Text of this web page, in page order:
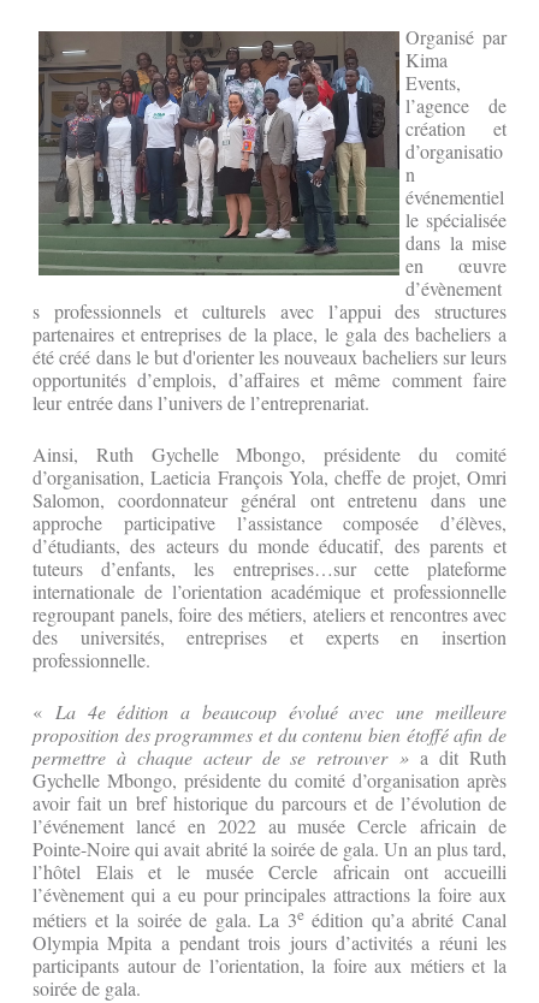
Organisé par
Kima
Events,
l’agence de
création et
d’organisatio
n
événementiel
le spécialisée
dans la mise
en œuvre
d’évènement
s professionnels et culturels avec l’appui des structures
partenaires et entreprises de la place, le gala des bacheliers a
été créé dans le but d'orienter les nouveaux bacheliers sur leurs
opportunités d’emplois, d’affaires et même comment faire
leur entrée dans l’univers de l’entreprenariat.
Ainsi, Ruth Gychelle Mbongo, présidente du comité
d’organisation, Laeticia François Yola, cheffe de projet, Omri
Salomon, coordonnateur général ont entretenu dans une
approche participative l’assistance composée d’élèves,
d’étudiants, des acteurs du monde éducatif, des parents et
tuteurs d’enfants, les entreprises…sur cette plateforme
internationale de l’orientation académique et professionnelle
regroupant panels, foire des métiers, ateliers et rencontres avec
des universités, entreprises et experts en insertion
professionnelle.
« La 4e édition a beaucoup évolué avec une meilleure
proposition des programmes et du contenu bien étoffé afin de
permettre à chaque acteur de se retrouver » a dit Ruth
Gychelle Mbongo, présidente du comité d’organisation après
avoir fait un bref historique du parcours et de l’évolution de
l’événement lancé en 2022 au musée Cercle africain de
Pointe-Noire qui avait abrité la soirée de gala. Un an plus tard,
l’hôtel Elais et le musée Cercle africain ont accueilli
l’évènement qui a eu pour principales attractions la foire aux
métiers et la soirée de gala. La 3eédition qu’a abrité Canal
Olympia Mpita a pendant trois jours d’activités a réuni les
participants autour de l’orientation, la foire aux métiers et la
soirée de gala.